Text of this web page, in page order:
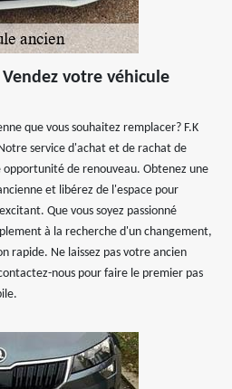
votre véhicule
que vous souhaitez remplacer? F.K
service d'achat et de rachat de
opportunité de renouveau. Obtenez une
et libérez de l'espace pour
Que vous soyez passionné
à la recherche d'un changement,
rapide. Ne laissez pas votre ancien
nous pour faire le premier pas